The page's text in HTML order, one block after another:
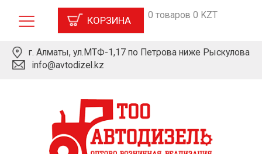
КОРЗИНА 0 товаров 0 KZT
г. Алматы, ул.МТФ-1,17 по Петрова ниже Рыскулова
info@avtodizel.kz